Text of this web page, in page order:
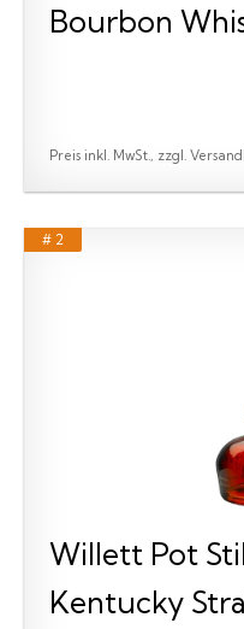
Bourbon
Preis inkl. MwSt., zzgl.
# 2
Willett Pot
Kentucky